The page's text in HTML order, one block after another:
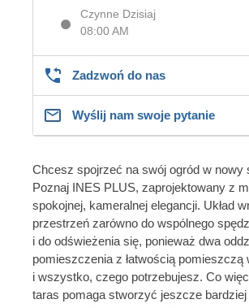
Czynne Dzisiaj
08:00 AM
Zadzwoń do nas
Wyślij nam swoje pytanie
Chcesz spojrzeć na swój ogród w nowy
Poznaj INES PLUS, zaprojektowany z
spokojnej, kameralnej elegancji. Układ
przestrzeń zarówno do wspólnego
i do odświeżenia się, ponieważ dwa
pomieszczenia z łatwością pomieszczą
i wszystko, czego potrzebujesz. Co
taras pomaga stworzyć jeszcze